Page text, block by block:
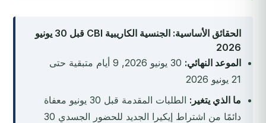
الحقائق الأساسية: الجنسية الكاريبية CBI قبل 30 يونيو
2026
الموعد النهائي:
30 يونيو 2026, 9 أيام متبقية حتى
21 يونيو 2026
ما الذي يتغير:
الطلبات المقدمة قبل 30 يونيو معفاة
دائمًا من اشتراط إيكيرا الجديد للحضور الجسدي 30